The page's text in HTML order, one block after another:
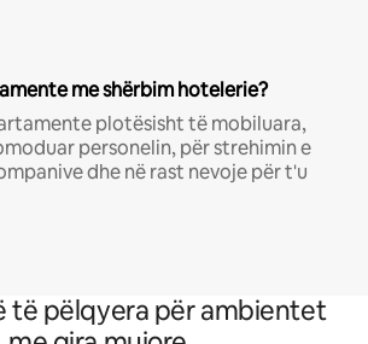
me shërbim hotelerie?
plotësisht të mobiluara,
personelin, për strehimin e
dhe në rast nevoje për t'u
të pëlqyera për ambientet